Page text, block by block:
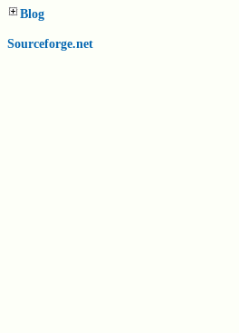
Blog
Sourceforge.net